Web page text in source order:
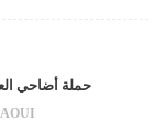
حملة أضاحي